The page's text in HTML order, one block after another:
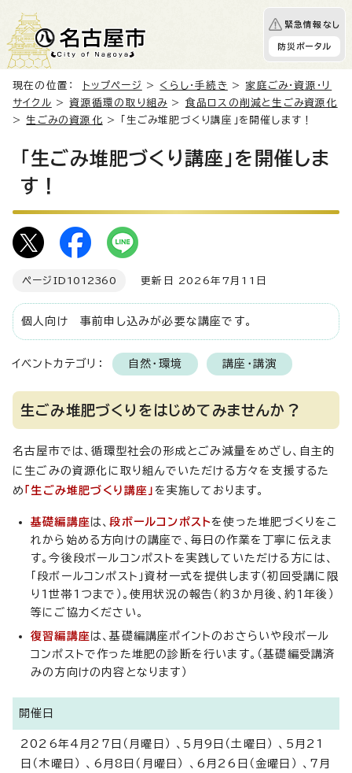
緊急情報なし
防災ポータル
現在の位置： トップページ > くらし・手続き > 家庭ごみ・資源・リ
サイクル >資源循環の取り組み > 食品ロスの削減と生ごみ資源化
>生ごみの資源化 > 「生ごみ堆肥づくり講座」を開催します！
「生ごみ堆肥づくり講座」を開催しま
す！
ページID 1012360 更新日 2026年7月11日
個人向け 事前申し込みが必要な講座です。
イベントカテゴリ： 自然・環境 講座・講演
生ごみ堆肥づくりをはじめてみませんか？
名古屋市では、循環型社会の形成とごみ減量をめざし、自主的
に生ごみの資源化に取り組んでいただける方々を支援するた
め 「生ごみ堆肥づくり講座」 を実施しております。
基礎編講座 は、段ボールコンポストを使った堆肥づくりをこ
れから始める方向けの講座で、毎日の作業を丁寧に伝えま
す。今後段ボールコンポストを実践していただける方には、
「段ボールコンポスト」資材一式を提供します（初回受講に限
り1世帯1つまで）。使用状況の報告（約3か月後、約1年後）
等にご協力ください。
復習編講座 は、基礎編講座ポイントのおさらいや段ボール
コンポストで作った堆肥の診断を行います。（基礎編受講済
みの方向けの内容となります）
開催日
2026年4月27日（月曜日） 、5月9日（土曜日） 、5月21
日（木曜日） 、6月8日（月曜日） 、6月26日（金曜日） 、7月